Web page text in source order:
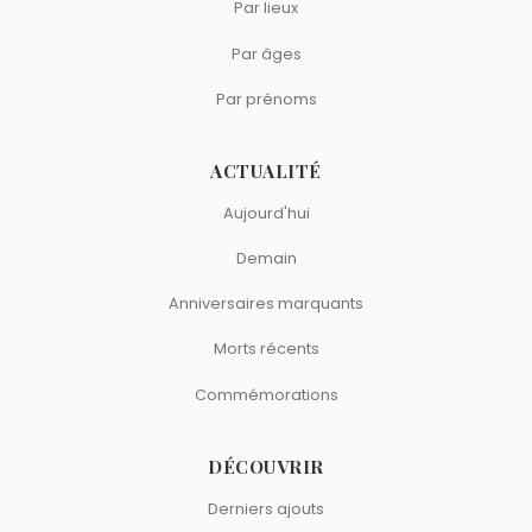
Par lieux
Par âges
Par prénoms
ACTUALITÉ
Aujourd'hui
Demain
Anniversaires marquants
Morts récents
Commémorations
DÉCOUVRIR
Derniers ajouts